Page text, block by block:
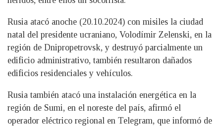
Rusia atacó anoche (20.10.2024) con misiles la ciudad
natal del presidente ucraniano, Volodímir Zelenski, en la
región de Dnipropetrovsk, y destruyó parcialmente un
edificio administrativo, también resultaron dañados
edificios residenciales y vehículos.
Rusia también atacó una instalación energética en la
región de Sumi, en el noreste del país, afirmó el
operador eléctrico regional en Telegram, que informó de